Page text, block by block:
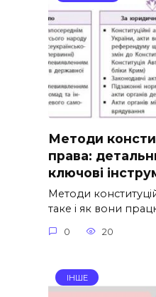
Методи
права:
ключові
Методи
таке і як вони
0 20
ІНШЕ